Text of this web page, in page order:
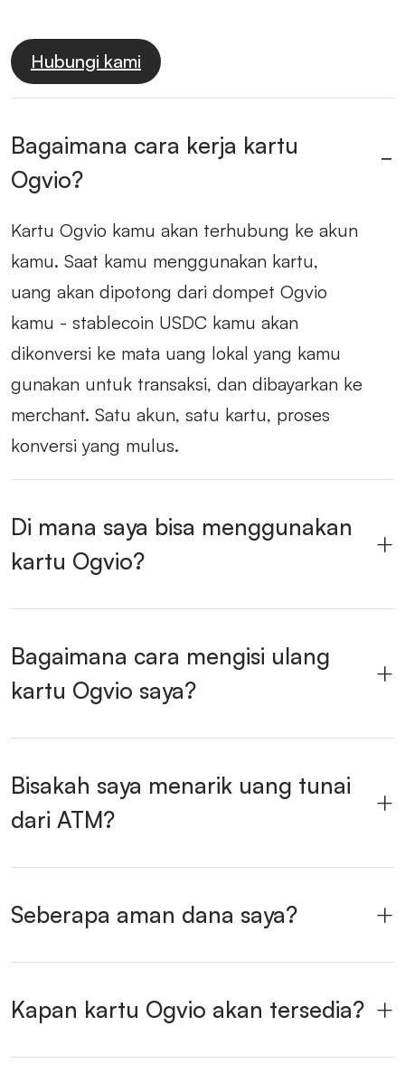
Hubungi kami
Bagaimana cara kerja kartu
Ogvio?
Kartu Ogvio kamu akan terhubung ke akun
kamu. Saat kamu menggunakan kartu,
uang akan dipotong dari dompet Ogvio
kamu - stablecoin USDC kamu akan
dikonversi ke mata uang lokal yang kamu
gunakan untuk transaksi, dan dibayarkan ke
merchant. Satu akun, satu kartu, proses
konversi yang mulus.
Di mana saya bisa menggunakan
kartu Ogvio?
Bagaimana cara mengisi ulang
kartu Ogvio saya?
Bisakah saya menarik uang tunai
dari ATM?
Seberapa aman dana saya?
Kapan kartu Ogvio akan tersedia?